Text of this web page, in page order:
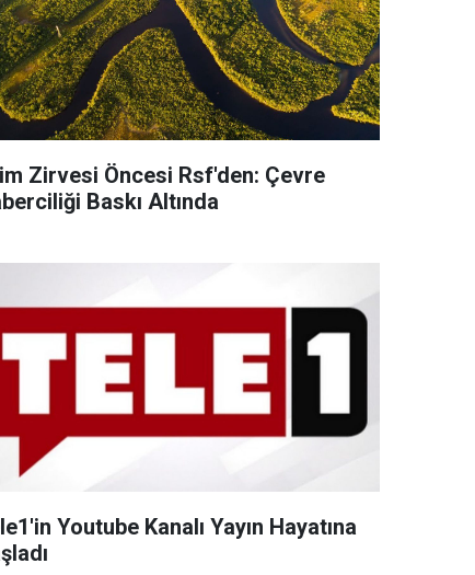
Zirvesi Öncesi Rsf'den: Çevre
Baskı Altında
Youtube Kanalı Yayın Hayatına